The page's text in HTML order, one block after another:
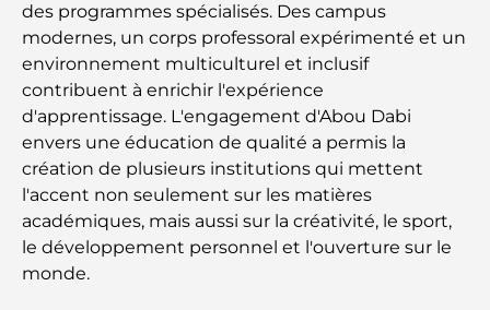
des programmes spécialisés. Des campus
modernes, un corps professoral expérimenté et un
environnement multiculturel et inclusif
contribuent à enrichir l'expérience
d'apprentissage. L'engagement d'Abou Dabi
envers une éducation de qualité a permis la
création de plusieurs institutions qui mettent
l'accent non seulement sur les matières
académiques, mais aussi sur la créativité, le sport,
le développement personnel et l'ouverture sur le
monde.